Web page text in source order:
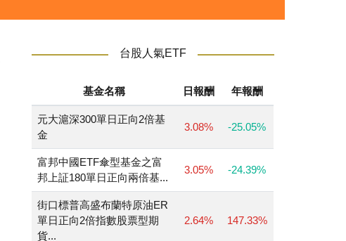
台股人氣ETF
基金名稱 日報酬 年報酬
元大滬深300單日正向2倍基
金
3.08% -25.05%
富邦中國ETF傘型基金之富
邦上証180單日正向兩倍基...
3.05% -24.39%
街口標普高盛布蘭特原油ER
單日正向2倍指數股票型期
貨...
2.64% 147.33%